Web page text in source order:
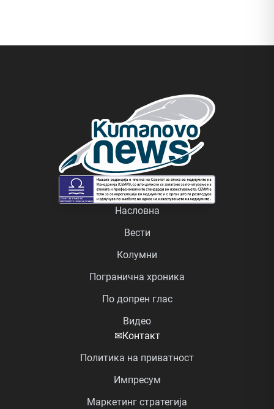
Насловна
Вести
Колумни
Погранична хроника
По допрен глас
Видео
✉Контакт
Политика на приватност
Импресум
Маркетинг стратегија